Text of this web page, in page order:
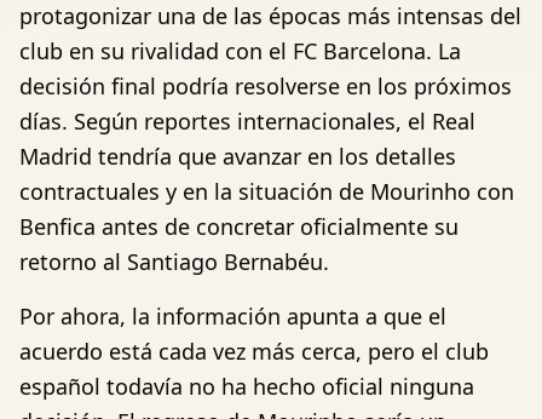
protagonizar una de las épocas más intensas del
club en su rivalidad con el FC Barcelona. La
decisión final podría resolverse en los próximos
días. Según reportes internacionales, el Real
Madrid tendría que avanzar en los detalles
contractuales y en la situación de Mourinho con
Benfica antes de concretar oficialmente su
retorno al Santiago Bernabéu.
Por ahora, la información apunta a que el
acuerdo está cada vez más cerca, pero el club
español todavía no ha hecho oficial ninguna